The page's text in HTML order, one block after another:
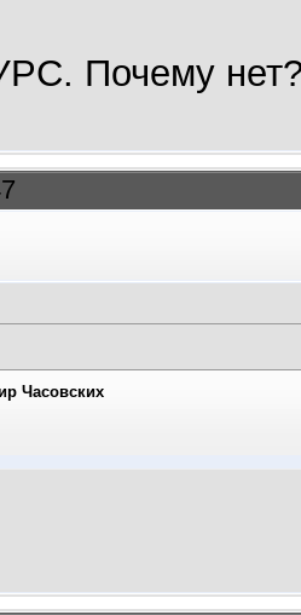
Почему
Часовских